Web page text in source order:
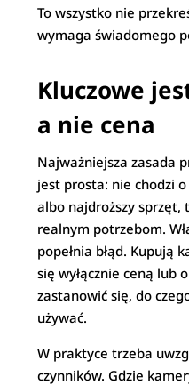
To wszystko nie
wymaga świadomego
Kluczowe
a nie cena
Najważniejsza zasada
jest prosta: nie chodzi
albo najdroższy
realnym potrzebom.
popełnia błąd. Kupują
się wyłącznie ceną lub
zastanowić się, do
używać.
W praktyce trzeba
czynników. Gdzie